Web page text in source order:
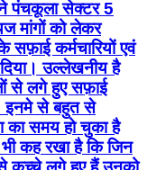
ने पंचकूला सेक्टर 5
मांगों को लेकर
कर्मचारियों एवं
दिया। उल्लेखनीय है
से लगे हुए सफ़ाई
इनमे से बहुत से
का समय हो चुका है
भी कह रखा है कि जिन